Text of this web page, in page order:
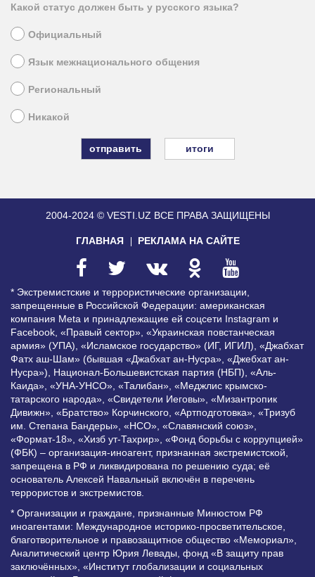
Какой статус должен быть у русского языка?
Официальный
Язык межнационального общения
Региональный
Никакой
итоги
2004-2024 © VESTI.UZ ВСЕ ПРАВА ЗАЩИЩЕНЫ
ГЛАВНАЯ РЕКЛАМА НА САЙТЕ
* Экстремистские и террористические организации,
запрещенные в Российской Федерации: американская
компания Meta и принадлежащие ей соцсети Instagram и
Facebook, «Правый сектор», «Украинская повстанческая
армия» (УПА), «Исламское государство» (ИГ, ИГИЛ), «Джабхат
Фатх аш-Шам» (бывшая «Джабхат ан-Нусра», «Джебхат ан-
Нусра»), Национал-Большевистская партия (НБП), «Аль-
Каида», «УНА-УНСО», «Талибан», «Меджлис крымско-
татарского народа», «Свидетели Иеговы», «Мизантропик
Дивижн», «Братство» Корчинского, «Артподготовка», «Тризуб
им. Степана Бандеры», «НСО», «Славянский союз»,
«Формат-18», «Хизб ут-Тахрир», «Фонд борьбы с коррупцией»
(ФБК) – организация-иноагент, признанная экстремистской,
запрещена в РФ и ликвидирована по решению суда; её
основатель Алексей Навальный включён в перечень
террористов и экстремистов.
* Организации и граждане, признанные Минюстом РФ
иноагентами: Международное историко-просветительское,
благотворительное и правозащитное общество «Мемориал»,
Аналитический центр Юрия Левады, фонд «В защиту прав
заключённых», «Институт глобализации и социальных